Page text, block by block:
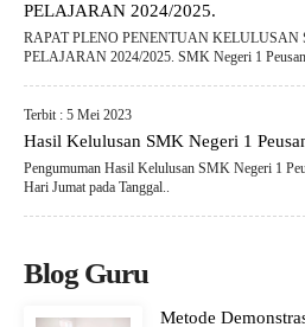
PELAJARAN 2024/2025.
RAPAT PLENO PENENTUAN
PELAJARAN 2024/2025. SMK Negeri 1
Terbit : 5 Mei 2023
Hasil Kelulusan SMK Negeri 1
Pengumuman Hasil Kelulusan SMK Negeri 1
Hari Jumat pada Tanggal..
Blog Guru
Metode